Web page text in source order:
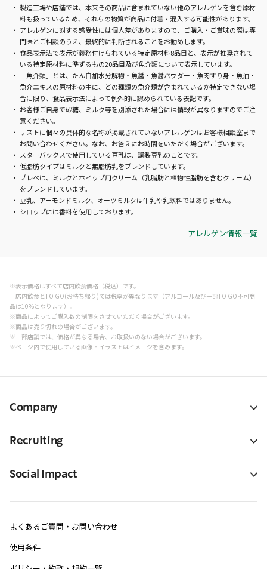
身・魚油・魚介エキスの原材料の中
に、どの種類の魚介類が含まれてい
るか特定できない場合に限り、食品
表示法によって例外的に認められて
いる表記です。
製造工場や店舗では、本来その商品に含まれていない他のアレルゲンを含む原材
料も扱っているため、それらの物質が商品に付着・混入する可能性があります。
アレルゲンに対する感受性には個人差がありますので、ご購入・ご賞味の際は専
門医とご相談のうえ、最終的に判断されることをお勧めします。
食品表示法で表示が義務付けられている特定原材料8品目と、表示が推奨されて
いる特定原材料に準ずるもの20品目及び魚介類について表示しています。
「魚介類」とは、たん白加水分解物・魚醤・魚醤パウダー・魚肉すり身・魚油・
魚介エキスの原材料の中に、どの種類の魚介類が含まれているか特定できない場
合に限り、食品表示法によって例外的に認められている表記です。
お客様ご自身で砂糖、ミルク等を別添された場合には情報が異なりますのでご注
意ください。
リストに個々の具体的な名称が掲載されていないアレルゲンはお客様相談室まで
お問い合わせください。なお、お答えにお時間をいただく場合がございます。
スターバックスで使用している豆乳は、調製豆乳のことです。
低脂肪タイプはミルクと無脂肪乳をブレンドしています。
ブレべは、ミルクとホイップ用クリーム（乳脂肪と植物性脂肪を含むクリーム）
をブレンドしています。
豆乳、アーモンドミルク、オーツミルクは牛乳や乳飲料ではありません。
シロップには香料を使用しております。
アレルゲン情報一覧
※表示価格はすべて店内飲食価格（税込）です。
店内飲食とTO GO(お持ち帰り)では税率が異なります（アルコール及び一部TO GO不可商
品は10%となります）。
※商品によってご購入数の制限をさせていただく場合がございます。
※商品は売り切れの場合がございます。
※一部店舗では、価格が異なる場合、お取扱いのない場合がございます。
※ページ内で使用している画像・イラストはイメージを含みます。
Company
Recruiting
Social Impact
よくあるご質問・お問い合わせ
使用条件